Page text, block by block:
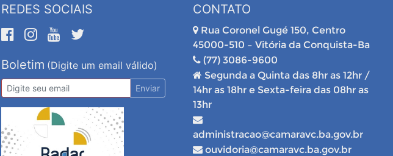
REDES SOCIAIS
Boletim (Digite um email válido)
Enviar
CONTATO
Rua Coronel Gugé 150, Centro
45000-510 – Vitória da Conquista-Ba
(77) 3086-9600
Segunda a Quinta das 8hr as 12hr /
14hr as 18hr e Sexta-feira das 08hr as
13hr
administracao@camaravc.ba.gov.br
ouvidoria@camaravc.ba.gov.br